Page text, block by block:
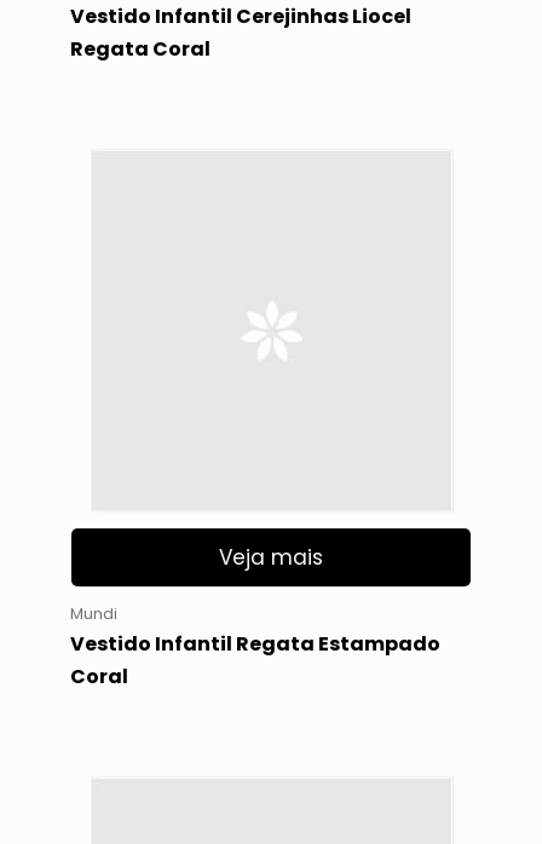
Vestido Infantil Cerejinhas Liocel
Regata Coral
Veja mais
Mundi
Vestido Infantil Regata Estampado
Coral